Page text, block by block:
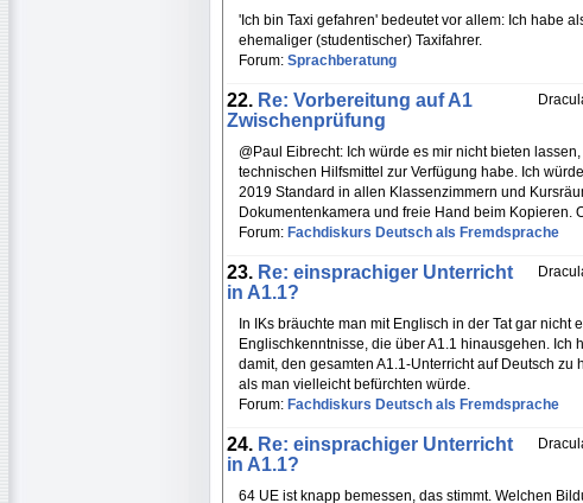
'Ich bin Taxi gefahren' bedeutet vor allem: Ich habe
ehemaliger (studentischer) Taxifahrer.
Forum: Sprachberatung
22. Re: Vorbereitung auf A1
Zwischenprüfung
@Paul Eibrecht: Ich würde es mir nicht bieten
technischen Hilfsmittel zur Verfügung habe. Ich
2019 Standard in allen Klassenzimmern und
Dokumentenkamera und freie Hand beim Kopieren.
Forum: Fachdiskurs Deutsch als Fremdsprache
23. Re: einsprachiger Unterricht
in A1.1?
In IKs bräuchte man mit Englisch in der Tat gar nicht
Englischkenntnisse, die über A1.1 hinausgehen.
damit, den gesamten A1.1-Unterricht auf Deutsch
als man vielleicht befürchten würde.
Forum: Fachdiskurs Deutsch als Fremdsprache
24. Re: einsprachiger Unterricht
in A1.1?
64 UE ist knapp bemessen, das stimmt. Welchen